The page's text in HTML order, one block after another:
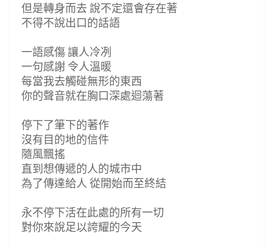
但是轉身而去 說不定還會存在著
不得不說出口的話語
一語感傷 讓人冷冽
一句感謝 令人溫暖
每當我去觸碰無形的東西
你的聲音就在胸口深處迴蕩著
停下了筆下的著作
沒有目的地的信件
隨風飄搖
直到想傳遞的人的城市中
為了傳達給人 從開始而至終結
永不停下活在此處的所有一切
對你來說足以誇耀的今天